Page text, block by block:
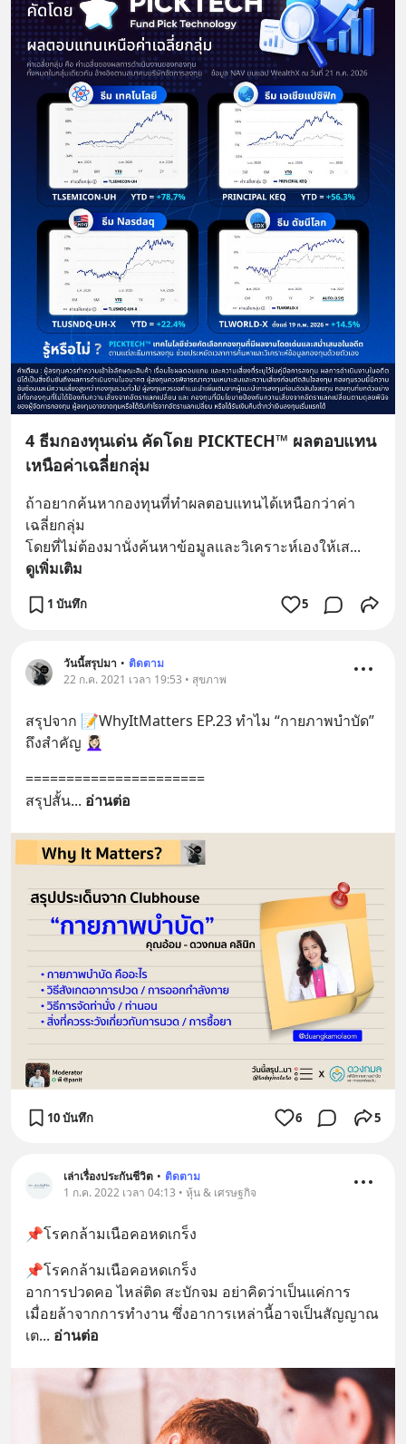
4 ธีมกองทุนเด่น คัดโดย PICKTECH™ ผลตอบแทน
เหนือค่าเฉลี่ยกลุ่ม
ถ้าอยากค้นหากองทุนที่ทำผลตอบแทนได้เหนือกว่าค่า
เฉลี่ยกลุ่ม
โดยที่ไม่ต้องมานั่งค้นหาข้อมูลและวิเคราะห์เองให้เส...
ดูเพิ่มเติม
1 บันทึก 5
วันนี้สรุปมา • ติดตาม
22 ก.ค. 2021 เวลา 19:53 • สุขภาพ
สรุปจาก 📝WhyItMatters EP.23 ทำไม “กายภาพบำบัด”
ถึงสำคัญ 💆🏻‍♀️
======================
สรุปสั้น... อ่านต่อ
10 บันทึก 6 5
เล่าเรื่องประกันชีวิต • ติดตาม
1 ก.ค. 2022 เวลา 04:13 • หุ้น & เศรษฐกิจ
📌โรคกล้ามเนือคอหดเกร็ง
📌โรคกล้ามเนือคอหดเกร็ง
อาการปวดคอ ไหล่ติด สะบักจม อย่าคิดว่าเป็นแค่การ
เมื่อยล้าจากการทำงาน ซึ่งอาการเหล่านี้อาจเป็นสัญญาณ
เต... อ่านต่อ